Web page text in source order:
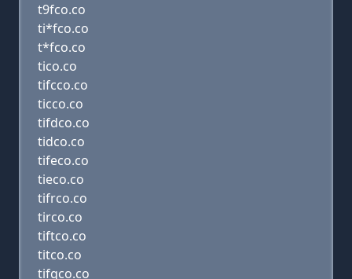
t9fco.co
ti*fco.co
t*fco.co
tico.co
tifcco.co
ticco.co
tifdco.co
tidco.co
tifeco.co
tieco.co
tifrco.co
tirco.co
tiftco.co
titco.co
tifgco.co